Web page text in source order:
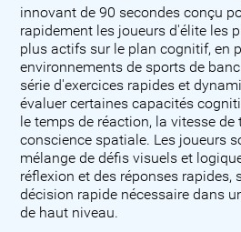
innovant de 90 secondes conçu
rapidement les joueurs d'élite les
plus actifs sur le plan cognitif, en
environnements de sports de
série d'exercices rapides et
évaluer certaines capacités
le temps de réaction, la vitesse
conscience spatiale. Les joueurs
mélange de défis visuels et
réflexion et des réponses rapides,
décision rapide nécessaire dans
de haut niveau.